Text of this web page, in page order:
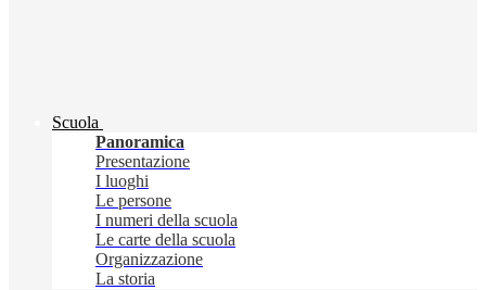
Scuola
Panoramica
Presentazione
I luoghi
Le persone
I numeri della scuola
Le carte della scuola
Organizzazione
La storia